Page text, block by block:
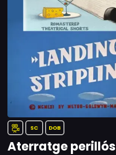
SC DOB
Aterratge perillós